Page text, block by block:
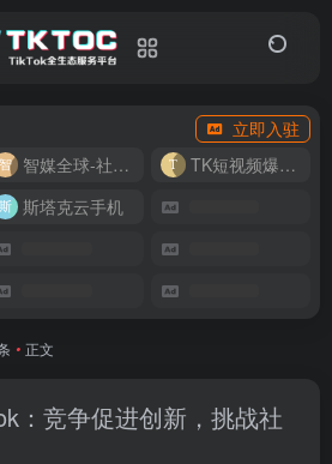
立即入驻
智媒全球-社媒管理平台
TK短视频爆款复刻
斯塔克云手机
• 正文
：竞争促进创新，挑战社